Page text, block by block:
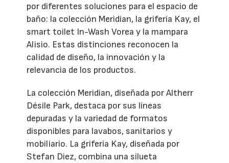
por diferentes soluciones para el espacio de
baño: la colección Meridian, la grifería Kay, el
smart toilet In-Wash Vorea y la mampara
Alisio. Estas distinciones reconocen la
calidad de diseño, la innovación y la
relevancia de los productos.
La colección Meridian, diseñada por Altherr
Désile Park, destaca por sus líneas
depuradas y la variedad de formatos
disponibles para lavabos, sanitarios y
mobiliario. La grifería Kay, diseñada por
Stefan Diez, combina una silueta